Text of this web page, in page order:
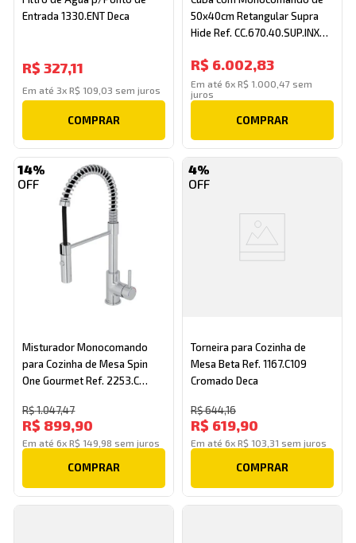
Entrada 1330.ENT Deca
R$ 327,11
Em até 3xR$ 109 03 sem juros
COMPRAR
50x40cm Retangular Supra
Hide Ref. CC.670.40.SUP.INX
R$ 6.002,83
Em até 6x R$ 1 000 47 sem
juros
COMPRAR
14%
Misturador Monocomando
para Cozinha de Mesa Spin
One Gourmet Ref. 2253.C
R$1.047,47
R$ 899,90
Em até6xR$ 149 98 sem juros
COMPRAR
4%
Torneira para Cozinha de
Mesa Beta Ref. 1167.C109
Cromado Deca
R$644,16
R$ 619,90
Em até 6x R$ 103 31 sem juros
COMPRAR